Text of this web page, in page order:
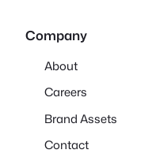
Company
About
Careers
Brand Assets
Contact